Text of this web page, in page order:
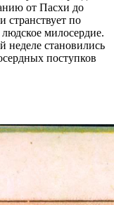
от Пасхи до
странствует по
милосердие.
неделе становились
поступков